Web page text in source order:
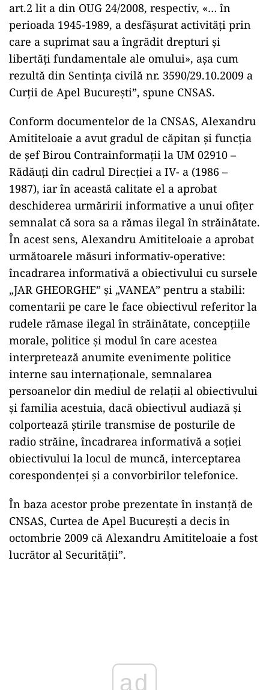
art.2 lit a din OUG 24/2008, respectiv, «… în
perioada 1945-1989, a desfășurat activități prin
care a suprimat sau a îngrădit drepturi și
libertăți fundamentale ale omului», așa cum
rezultă din Sentința civilă nr. 3590/29.10.2009 a
Curții de Apel București”, spune CNSAS.
Conform documentelor de la CNSAS, Alexandru
Amititeloaie a avut gradul de căpitan și funcția
de șef Birou Contrainformații la UM 02910 –
Rădăuți din cadrul Direcției a IV- a (1986 –
1987), iar în această calitate el a aprobat
deschiderea urmăririi informative a unui ofițer
semnalat că sora sa a rămas ilegal în străinătate.
În acest sens, Alexandru Amititeloaie a aprobat
următoarele măsuri informativ-operative:
încadrarea informativă a obiectivului cu sursele
„JAR GHEORGHE” și „VANEA” pentru a stabili:
comentarii pe care le face obiectivul referitor la
rudele rămase ilegal în străinătate, concepțiile
morale, politice și modul în care acestea
interpretează anumite evenimente politice
interne sau internaționale, semnalarea
persoanelor din mediul de relații al obiectivului
și familia acestuia, dacă obiectivul audiază și
colportează știrile transmise de posturile de
radio străine, încadrarea informativă a soției
obiectivului la locul de muncă, interceptarea
corespondenței și a convorbirilor telefonice.
În baza acestor probe prezentate în instanță de
CNSAS, Curtea de Apel București a decis în
octombrie 2009 că Alexandru Amititeloaie a fost
lucrător al Securității”.
ad